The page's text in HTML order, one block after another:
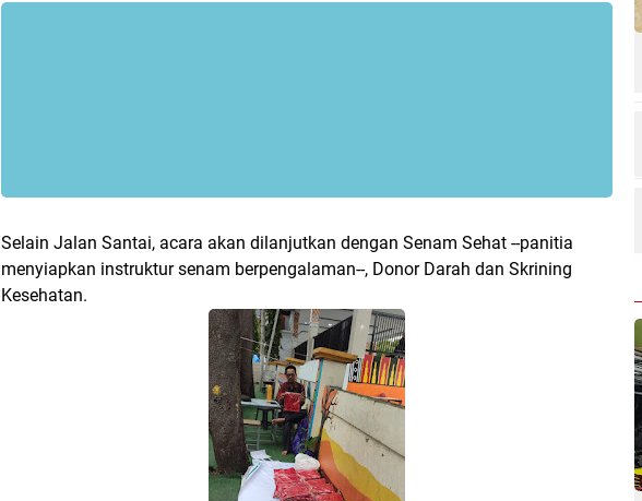
Selain Jalan Santai, acara akan dilanjutkan dengan Senam Sehat --panitia
menyiapkan instruktur senam berpengalaman--, Donor Darah dan Skrining
Kesehatan.